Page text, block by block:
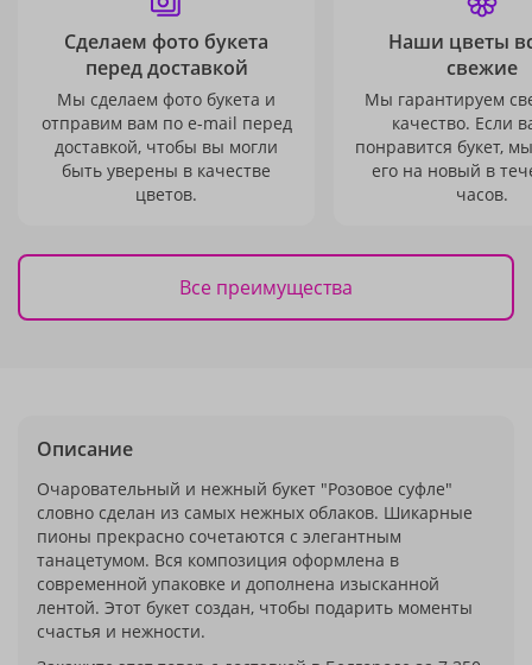
Сделаем фото букета
перед доставкой
Мы сделаем фото букета и
отправим вам по e-mail перед
доставкой, чтобы вы могли
быть уверены в качестве
цветов.
Наши цветы
свежие
Мы гарантируем
качество. Если
понравится букет,
его на новый в
часов.
Все преимущества
Описание
Очаровательный и нежный букет "Розовое суфле"
словно сделан из самых нежных облаков. Шикарные
пионы прекрасно сочетаются с элегантным
танацетумом. Вся композиция оформлена в
современной упаковке и дополнена изысканной
лентой. Этот букет создан, чтобы подарить моменты
счастья и нежности.